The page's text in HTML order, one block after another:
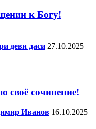
к Богу!
деви даси 27.10.2025
своё сочинение!
Иванов 16.10.2025